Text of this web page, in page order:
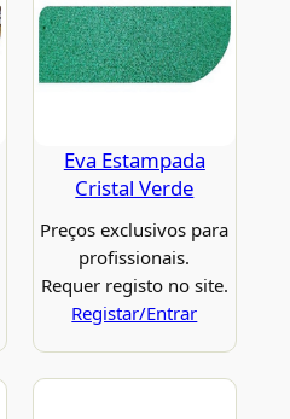
Eva Estampada
Cristal Verde
Preços exclusivos para
profissionais.
Requer registo no site.
Registar/Entrar